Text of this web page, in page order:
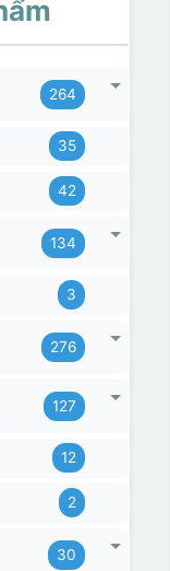
264
35
42
134
3
276
127
12
2
30